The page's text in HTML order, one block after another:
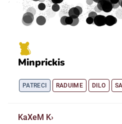
Minprickis
PATRECI RADUIME DILO
KaXeM K